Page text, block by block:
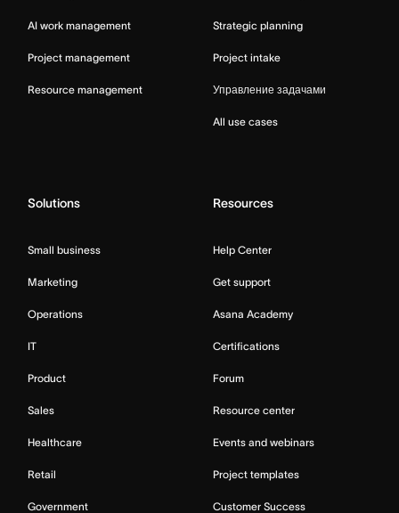
AI work management
Project management
Resource management
Strategic planning
Project intake
Управление задачами
All use cases
Solutions
Small business
Marketing
Operations
IT
Product
Sales
Healthcare
Retail
Government
Resources
Help Center
Get support
Asana Academy
Certifications
Forum
Resource center
Events and webinars
Project templates
Customer Success